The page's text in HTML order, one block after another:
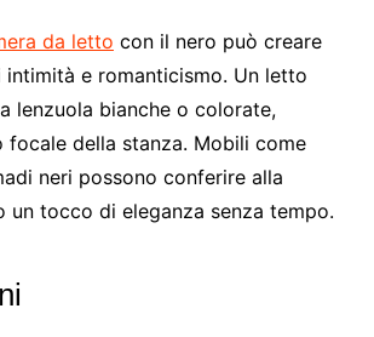
da letto con il nero può creare
intimità e romanticismo. Un letto
lenzuola bianche o colorate,
focale della stanza. Mobili come
neri possono conferire alla
un tocco di eleganza senza tempo.